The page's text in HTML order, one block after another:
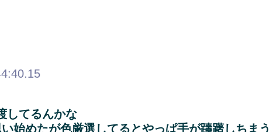
してるんかな
始めたが色厳選してるとやっぱ手が躊躇しちまう